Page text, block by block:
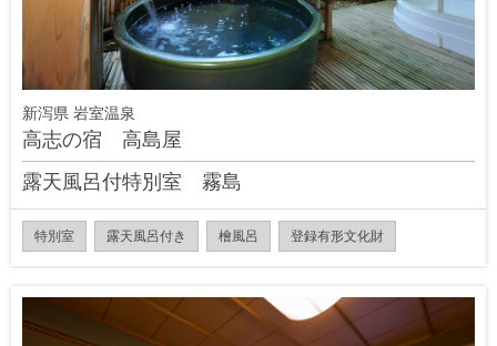
新泻県 岩室温泉
高志の宿 高島屋
露天風呂付特別室 霧島
特別室 露天風呂付き 檜風呂 登録有形文化財